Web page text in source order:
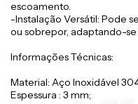
escoamento.
-Instalação Versátil: Pode
ou sobrepor, adaptando-
Informações Técnicas:
Material: Aço Inoxidável
Espessura : 3 mm;